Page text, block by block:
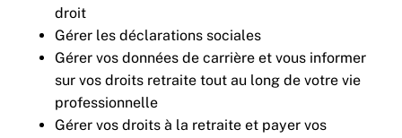
droit
Gérer les déclarations sociales
Gérer vos données de carrière et vous informer
sur vos droits retraite tout au long de votre vie
professionnelle
Gérer vos droits à la retraite et payer vos